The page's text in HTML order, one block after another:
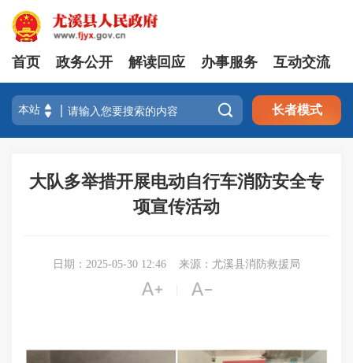
首页 政务公开 解读回应 办事服务 互动交流
 长者模式
大队多举措开展电动自行车消防安全专
项宣传活动
日期：2025-05-30 12:46 来源：尤溪县消防救援局
 